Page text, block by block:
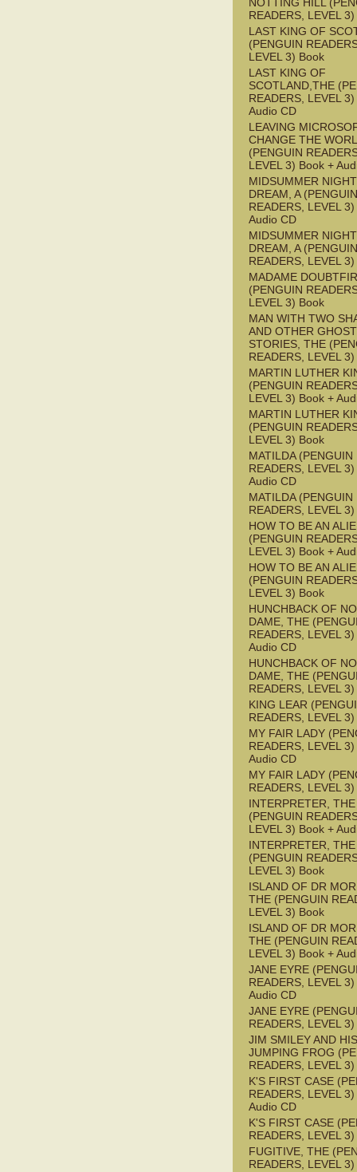
READERS, LEVEL
LAST KING OF
(PENGUIN
LEVEL 3) Book
LAST KING OF
SCOTLAND,THE
READERS, LEVEL
Audio CD
LEAVING
CHANGE THE
(PENGUIN
LEVEL 3) Book +
MIDSUMMER
DREAM, A (PENGUIN
READERS, LEVEL
Audio CD
MIDSUMMER
DREAM, A (PENGUIN
READERS, LEVEL
MADAME
(PENGUIN
LEVEL 3) Book
MAN WITH TWO
AND OTHER GHOST
STORIES, THE
READERS, LEVEL
MARTIN LUTHER
(PENGUIN
LEVEL 3) Book +
MARTIN LUTHER
(PENGUIN
LEVEL 3) Book
MATILDA (PENGUIN
READERS, LEVEL
Audio CD
MATILDA (PENGUIN
READERS, LEVEL
HOW TO BE AN
(PENGUIN
LEVEL 3) Book +
HOW TO BE AN
(PENGUIN
LEVEL 3) Book
HUNCHBACK OF
DAME, THE
READERS, LEVEL
Audio CD
HUNCHBACK OF
DAME, THE
READERS, LEVEL
KING LEAR
READERS, LEVEL
MY FAIR LADY
READERS, LEVEL
Audio CD
MY FAIR LADY
READERS, LEVEL
INTERPRETER, THE
(PENGUIN
LEVEL 3) Book +
INTERPRETER, THE
(PENGUIN
LEVEL 3) Book
ISLAND OF DR
THE (PENGUIN
LEVEL 3) Book
ISLAND OF DR
THE (PENGUIN
LEVEL 3) Book +
JANE EYRE
READERS, LEVEL
Audio CD
JANE EYRE
READERS, LEVEL
JIM SMILEY AND HIS
JUMPING FROG
READERS, LEVEL
K'S FIRST CASE
READERS, LEVEL
Audio CD
K'S FIRST CASE
READERS, LEVEL
FUGITIVE, THE
READERS, LEVEL